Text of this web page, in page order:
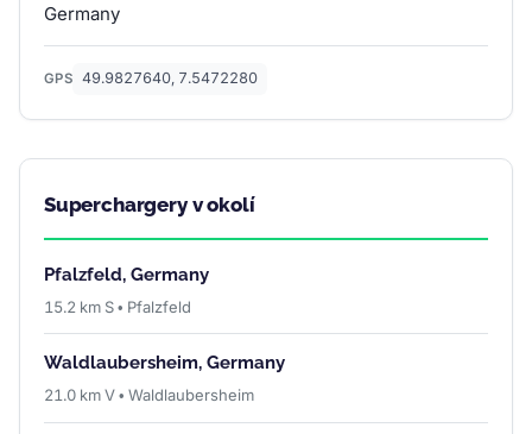
Germany
GPS 49.9827640, 7.5472280
Superchargery v okolí
Pfalzfeld, Germany
15.2 km S • Pfalzfeld
Waldlaubersheim, Germany
21.0 km V • Waldlaubersheim